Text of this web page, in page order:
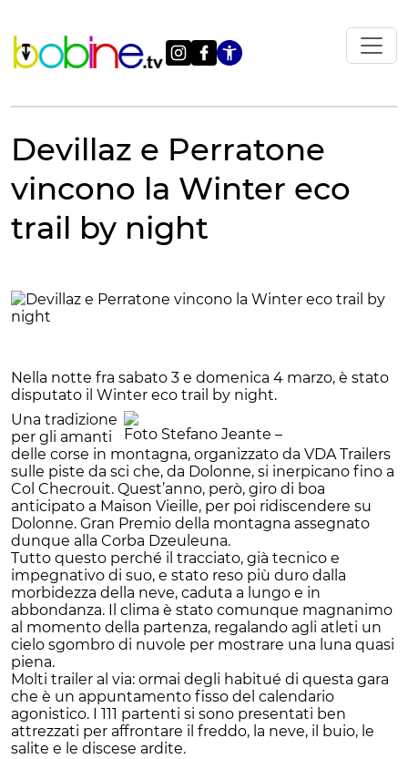
contenuto
Apri le
Devillaz e Perratone
vincono la Winter eco
trail by night
Nella notte fra sabato 3 e domenica 4 marzo, è stato
disputato il Winter eco trail by night.
Foto Stefano Jeante –
Una tradizione
per gli amanti
delle corse in montagna, organizzato da VDA Trailers
sulle piste da sci che, da Dolonne, si inerpicano fino a
Col Checrouit. Quest’anno, però, giro di boa
anticipato a Maison Vieille, per poi ridiscendere su
Dolonne. Gran Premio della montagna assegnato
dunque alla Corba Dzeuleuna.
Tutto questo perché il tracciato, già tecnico e
impegnativo di suo, e stato reso più duro dalla
morbidezza della neve, caduta a lungo e in
abbondanza. Il clima è stato comunque magnanimo
al momento della partenza, regalando agli atleti un
cielo sgombro di nuvole per mostrare una luna quasi
piena.
Molti trailer al via: ormai degli habitué di questa gara
che è un appuntamento fisso del calendario
agonistico. I 111 partenti si sono presentati ben
attrezzati per affrontare il freddo, la neve, il buio, le
salite e le discese ardite.